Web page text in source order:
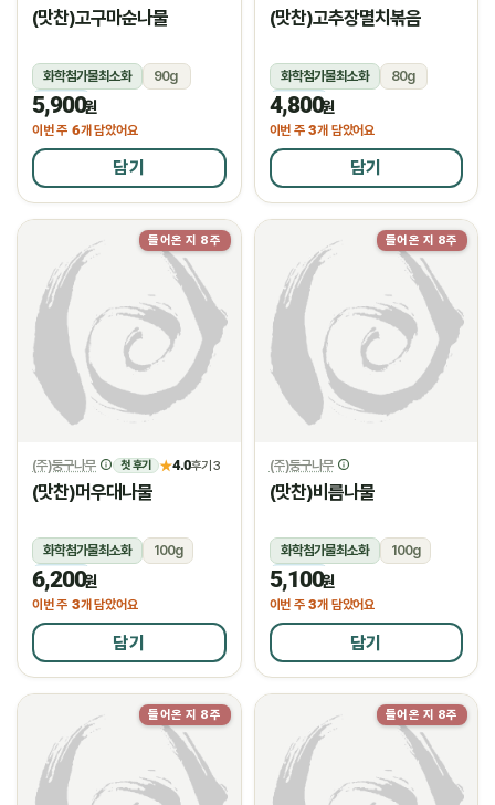
(맛찬)고구마순나물
화학첨가물최소화
90g
냉장
5,900원
이번 주 6개 담았어요
담기
(맛찬)고추장멸치볶음
화학첨가물최소화
80g
냉장
4,800원
이번 주 3개 담았어요
담기
들어온 지 8주
(주)둥구나무 첫 후기 ★4.0후기 3
(맛찬)머우대나물
화학첨가물최소화
100g
냉장
6,200원
이번 주 3개 담았어요
담기
들어온 지 8주
(주)둥구나무
(맛찬)비름나물
화학첨가물최소화
100g
냉장
5,100원
이번 주 3개 담았어요
담기
들어온 지 8주 들어온 지 8주